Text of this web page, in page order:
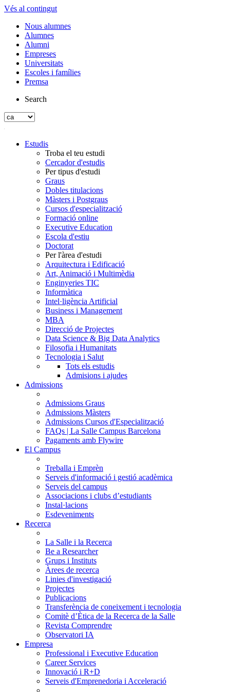
Vés al contingut
Nous alumnes
Alumnes
Alumni
Empreses
Universitats
Escoles i famílies
Premsa
Search
Estudis
Troba el teu estudi
Cercador d'estudis
Per tipus d'estudi
Graus
Dobles titulacions
Màsters i Postgraus
Cursos d'especialització
Formació online
Executive Education
Escola d'estiu
Doctorat
Per l'àrea d'estudi
Arquitectura i Edificació
Art, Animació i Multimèdia
Enginyeries TIC
Informàtica
Intel·ligència Artificial
Business i Management
MBA
Direcció de Projectes
Data Science & Big Data Analytics
Filosofia i Humanitats
Tecnologia i Salut
Tots els estudis
Admisions i ajudes
Admissions
Admissions Graus
Admissions Màsters
Admissions Cursos d'Especialització
FAQs | La Salle Campus Barcelona
Pagaments amb Flywire
El Campus
Treballa i Emprèn
Serveis d'informació i gestió acadèmica
Serveis del campus
Associacions i clubs d’estudiants
Instal·lacions
Esdeveniments
Recerca
La Salle i la Recerca
Be a Researcher
Grups i Instituts
Àrees de recerca
Linies d'investigació
Projectes
Publicacions
Transferència de coneixement i tecnologia
Comitè d’Ètica de la Recerca de la Salle
Revista Comprendre
Observatori IA
Empresa
Professional i Executive Education
Career Services
Innovació i R+D
Serveis d'Emprenedoria i Acceleració